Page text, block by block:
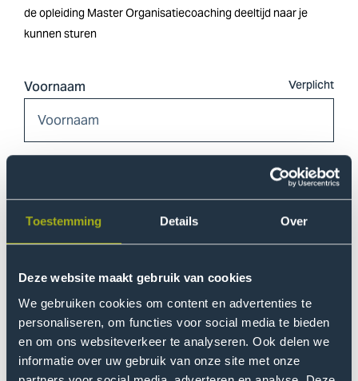
Toestemming Details Over
Deze website maakt gebruik van cookies
We gebruiken cookies om content en advertenties te
personaliseren, om functies voor social media te bieden
en om ons websiteverkeer te analyseren. Ook delen we
informatie over uw gebruik van onze site met onze
de opleiding Master Organisatiecoaching deeltijd naar je
kunnen sturen
Voornaam
Achternaam
E-mailadres